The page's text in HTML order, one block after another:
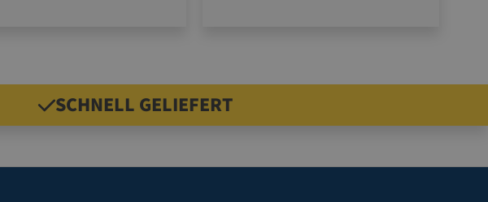
SCHNELL GELIEFERT